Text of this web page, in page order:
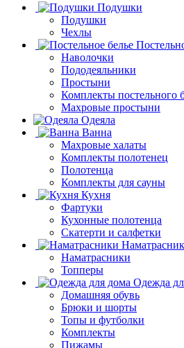
Подушки
Подушки
Чехлы
Наволочки
Пододеяльники
Простыни
Комплекты постельного
Махровые простыни
Одеяла
Ванна
Махровые халаты
Комплекты полотенец
Полотенца
Комплекты для сауны
Кухня
Фартуки
Кухонные полотенца
Скатерти и салфетки
Наматрасники
Топперы
Одежда
Домашняя обувь
Брюки и шорты
Топы и футболки
Комплекты
Пижамы